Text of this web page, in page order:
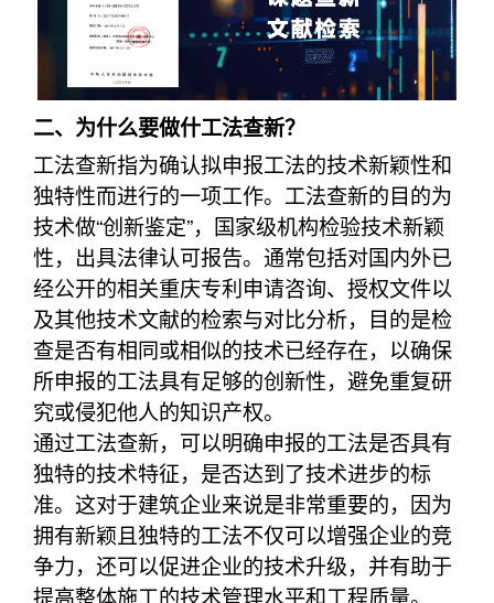
二、为什么要做什工法查新？
工法查新指为确认拟申报工法的技术新颖性和
独特性而进行的一项工作。工法查新的目的为
技术做“创新鉴定”，国家级机构检验技术新颖
性，出具法律认可报告。通常包括对国内外已
经公开的相关重庆专利申请咨询、授权文件以
及其他技术文献的检索与对比分析，目的是检
查是否有相同或相似的技术已经存在，以确保
所申报的工法具有足够的创新性，避免重复研
究或侵犯他人的知识产权。
通过工法查新，可以明确申报的工法是否具有
独特的技术特征，是否达到了技术进步的标
准。这对于建筑企业来说是非常重要的，因为
拥有新颖且独特的工法不仅可以增强企业的竞
争力，还可以促进企业的技术升级，并有助于
提高整体施工的技术管理水平和工程质量。